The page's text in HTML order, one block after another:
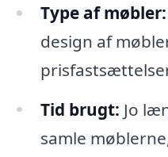
Type af møbler:
design af
Tid brugt: Jo
samle